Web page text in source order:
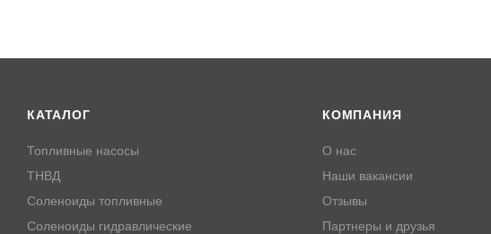
КАТАЛОГ
Топливные насосы
ТНВД
Соленоиды топливные
Соленоиды гидравлические
КОМПАНИЯ
О нас
Наши вакансии
Отзывы
Партнеры и друзья